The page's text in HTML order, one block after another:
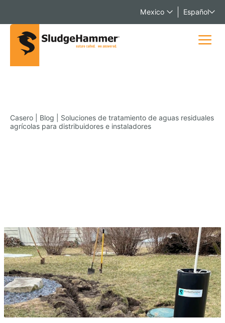
Mexico Español
Casero Blog
Soluciones de tratamiento de aguas residuales
agrícolas para distribuidores e instaladores